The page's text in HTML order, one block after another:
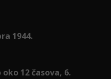
1944.
12 časova, 6.